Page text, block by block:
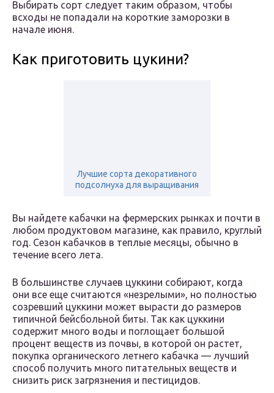
Выбирать сорт следует таким образом, чтобы
всходы не попадали на короткие заморозки в
начале июня.
Как приготовить цукини?
Лучшие сорта декоративного
подсолнуха для выращивания
Вы найдете кабачки на фермерских рынках и почти в
любом продуктовом магазине, как правило, круглый
год. Сезон кабачков в теплые месяцы, обычно в
течение всего лета.
В большинстве случаев цуккини собирают, когда
они все еще считаются «незрелыми», но полностью
созревший цуккини может вырасти до размеров
типичной бейсбольной биты. Так как цуккини
содержит много воды и поглощает большой
процент веществ из почвы, в которой он растет,
покупка органического летнего кабачка — лучший
способ получить много питательных веществ и
снизить риск загрязнения и пестицидов.